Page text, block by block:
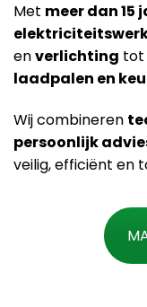
Met meer dan 15
enverlichting tot
laadpalen en
Wij combineren
persoonlijk
veilig, efficiënt en